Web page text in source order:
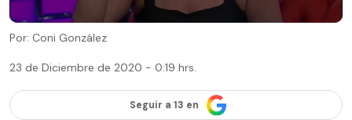
Por: Coni González
23 de Diciembre de 2020 - 0:19 hrs.
Seguir a 13 en